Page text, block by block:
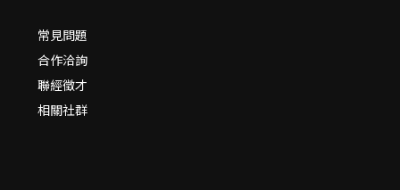
常見問題
合作洽詢
聯經徵才
相關社群